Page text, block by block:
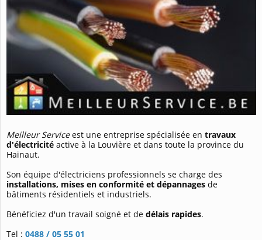
Meilleur Serviceest une entreprise spécialisée en travaux
d'électricité active à la Louvière et dans toute la province du
Hainaut.
Son équipe d'électriciens professionnels se charge des
installations, mises en conformité et dépannages de
bâtiments résidentiels et industriels.
Bénéficiez d'un travail soigné et de délais rapides.
Tel : 0488 / 05 55 01